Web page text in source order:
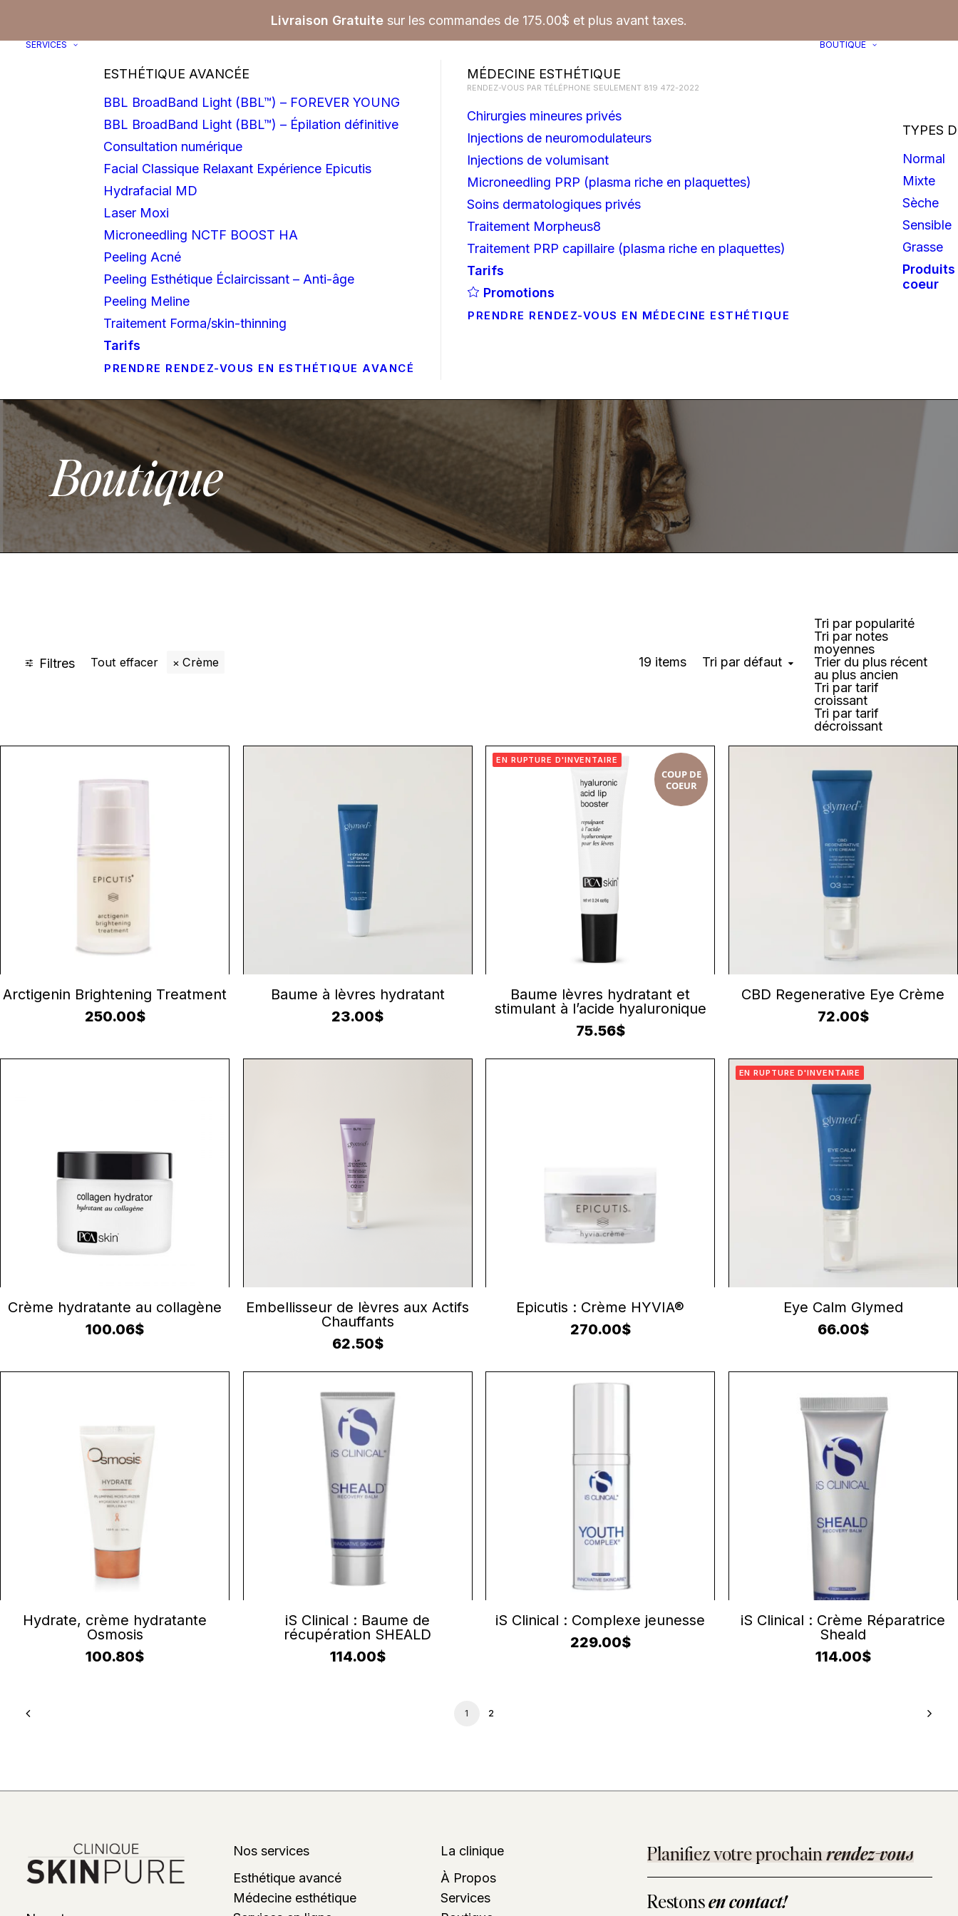
Livraison Gratuite sur les commandes de 175.00$ et plus avant taxes.
SERVICES
ESTHÉTIQUE AVANCÉE
BBL BroadBand Light (BBL™) – FOREVER YOUNG
BBL BroadBand Light (BBL™) – Épilation définitive
Consultation numérique
Facial Classique Relaxant Expérience Epicutis
Hydrafacial MD
Laser Moxi
Microneedling NCTF BOOST HA
Peeling Acné
Peeling Esthétique Éclaircissant – Anti-âge
Peeling Meline
Traitement Forma/skin-thinning
Tarifs
PRENDRE RENDEZ-VOUS EN ESTHÉTIQUE AVANCÉ
MÉDECINE ESTHÉTIQUE
RENDEZ-VOUS PAR TÉLÉPHONE SEULEMENT 819 472-2022
Chirurgies mineures privés
Injections de neuromodulateurs
Injections de volumisant
Microneedling PRP (plasma riche en plaquettes)
Soins dermatologiques privés
Traitement Morpheus8
Traitement PRP capillaire (plasma riche en plaquettes)
Tarifs
Promotions
PRENDRE RENDEZ-VOUS EN MÉDECINE ESTHÉTIQUE
BOUTIQUE
TYPES
Normal
Mixte
Sèche
Sensible
Grasse
coeur
Boutique
Filtres Tri par défaut
Tri par popularité
Tri par notes
moyennes
Trier du plus récent
au plus ancien
Tri par tarif
croissant
Tri par tarif
décroissant
19 items
Tout effacer Crème
AJOUTER AU PANIER
Arctigenin Brightening Treatment
250.00$
AJOUTER AU PANIER
Baume à lèvres hydratant
23.00$
EN RUPTURE D'INVENTAIRE
COUP DE
COEUR
CONTINUER LA LECTURE
Baume lèvres hydratant et
stimulant à l’acide hyaluronique
75.56$
AJOUTER AU PANIER
CBD Regenerative Eye Crème
72.00$
AJOUTER AU PANIER
Crème hydratante au collagène
100.06$
AJOUTER AU PANIER
Embellisseur de lèvres aux Actifs
Chauffants
62.50$
AJOUTER AU PANIER
Epicutis : Crème HYVIA®
270.00$
EN RUPTURE D'INVENTAIRE
CONTINUER LA LECTURE
Eye Calm Glymed
66.00$
AJOUTER AU PANIER
Hydrate, crème hydratante
Osmosis
100.80$
AJOUTER AU PANIER
iS Clinical : Baume de
récupération SHEALD
114.00$
AJOUTER AU PANIER
iS Clinical : Complexe jeunesse
229.00$
AJOUTER AU PANIER
iS Clinical : Crème Réparatrice
Sheald
114.00$
1 2
Nos services
Esthétique avancé
Médecine esthétique
La clinique
À Propos
Services
Planifiez votre prochainrendez-vous
Restonsen contact!